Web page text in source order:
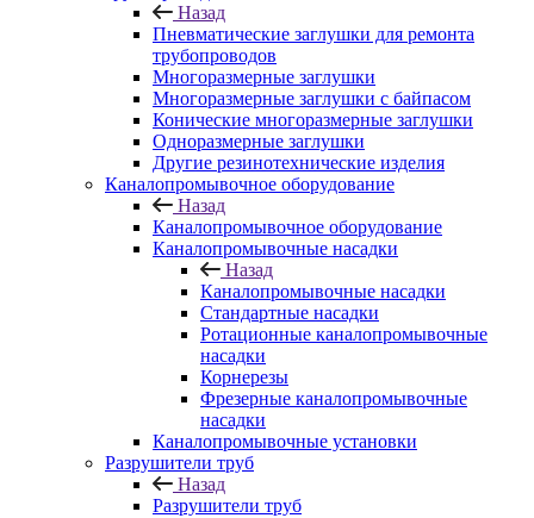
Назад
Пневматические заглушки для ремонта
трубопроводов
Многоразмерные заглушки
Многоразмерные заглушки с байпасом
Конические многоразмерные заглушки
Одноразмерные заглушки
Другие резинотехнические изделия
Каналопромывочное оборудование
Назад
Каналопромывочное оборудование
Каналопромывочные насадки
Назад
Каналопромывочные насадки
Стандартные насадки
Ротационные каналопромывочные
насадки
Корнерезы
Фрезерные каналопромывочные
насадки
Каналопромывочные установки
Разрушители труб
Назад
Разрушители труб